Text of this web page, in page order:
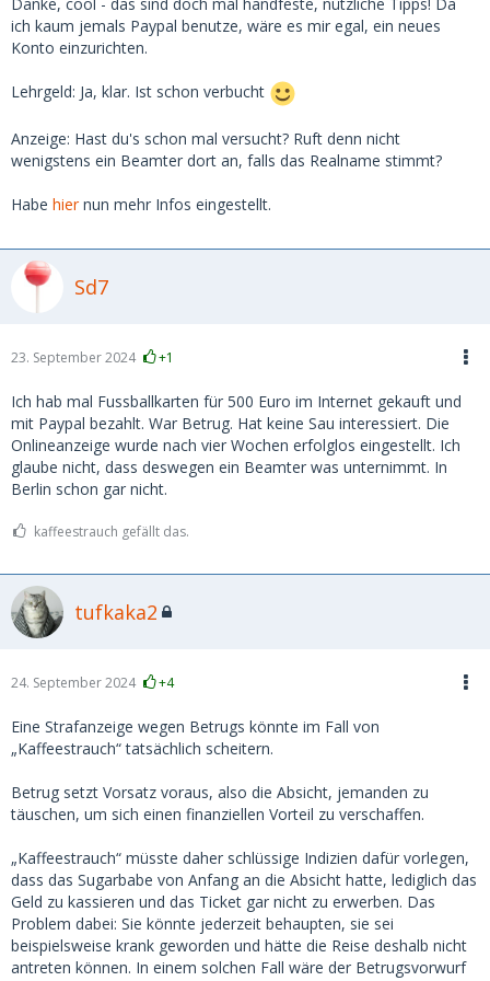
Studierendenvertretung. Ich könnte natürlich versuchen, sie
über die Uni zu kontaktieren und sie so wissen zu lassen,
bekommen - aber das ist wohl riskant wegen ner
Verleumdungs-Gegenklage und ich müsste wohl - wenn
schon - den sauberen Weg über eine Anzeige gehen. Ihre
Profilbilder schlugen in der Reverse-Image-Suche nicht an
und stimmten mit der Person überein, die ich im Videochat
sah. Verdächtig ist allenfalls, dass unter ihrem Namen (sie
behauptete, demnächst ihren Master zu machen) keinerlei
Publikationen oder Assistenztätigkeiten zu ergoogeln waren
und auch kein sinnvolles Linkedin-Profil sichtbar war (nur
ein sehr leeres).
weg) vor ihrem Semesterbeginn nächste Woche. Sie wolle in
meiner Gegend ohnehin noch Freunde besuchen, ob ich ihr
denn beim Ticket und Hotel ein wenig finanziell helfen
könne, sonst wolle sie nichts. Natürlich läuten da alle
Alarmglocken betreffend "Vorschussbetrug" - aber sie
machte das sehr perfid: Sie gab vor, DB-Tickets für die
Anreise zu kaufen.
Auf den offenbar nicht manipulierten Screenshots der DB-
Spartickets, die sie gebucht hatte, stand zwar "nicht
stornierbar", aber jetzt kommt's:
der Bahn, dass alle - auch nicht stornierbare - Online-
ich leider nicht wusste. Scheibenkleister, voll reingetappt.
Ich zahlte demnach via Paypal 200 Euro als Kostenbeitrag,
wobei sie mich vorher sogar per Videocall sehr süss gebeten
sie doch eine arme Bafög-Studentin sei. Auch da wieder: Da
hätte ich stutzig werden müssen. Aber die nicht
Die Paypal-Überweisung klappte. Ich war aber dennoch
skeptisch und schaute unter der DB-Buchungsnummer und
dem Nachnamen auf der DB-Website nach - die Tickets
waren tatsächlich kurz nach dem Kauf storniert worden.
ich kaum jemals Paypal benutze, wäre es mir egal, ein neues
Konto einzurichten.
Lehrgeld: Ja, klar. Ist schon verbucht
Anzeige: Hast du's schon mal versucht? Ruft denn nicht
wenigstens ein Beamter dort an, falls das Realname stimmt?
Habe hiernun mehr Infos eingestellt.
Sd7
23. September 2024 +1
Ich hab mal Fussballkarten für 500 Euro im Internet gekauft und
mit Paypal bezahlt. War Betrug. Hat keine Sau interessiert. Die
Onlineanzeige wurde nach vier Wochen erfolglos eingestellt. Ich
glaube nicht, dass deswegen ein Beamter was unternimmt. In
Berlin schon gar nicht.
kaffeestrauch gefällt das.
tufkaka2
24. September 2024 +4
Eine Strafanzeige wegen Betrugs könnte im Fall von
„Kaffeestrauch“ tatsächlich scheitern.
Betrug setzt Vorsatz voraus, also die Absicht, jemanden zu
täuschen, um sich einen finanziellen Vorteil zu verschaffen.
„Kaffeestrauch“ müsste daher schlüssige Indizien dafür vorlegen,
dass das Sugarbabe von Anfang an die Absicht hatte, lediglich das
Geld zu kassieren und das Ticket gar nicht zu erwerben. Das
Problem dabei: Sie könnte jederzeit behaupten, sie sei
beispielsweise krank geworden und hätte die Reise deshalb nicht
antreten können. In einem solchen Fall wäre der Betrugsvorwurf